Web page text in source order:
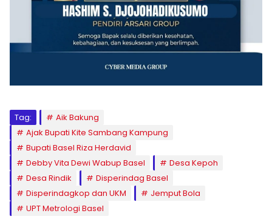
Tag:
Aik Bakung
Ajak Bupati Kite Sambang Kampung
Bupati Basel Riza Herdavid
Debby Vita Dewi Wabup Basel
Desa Kepoh
Desa Rindik
Disperindag Basel
Disperindagkop dan UKM
Jemput Bola
UPT Metrologi Basel